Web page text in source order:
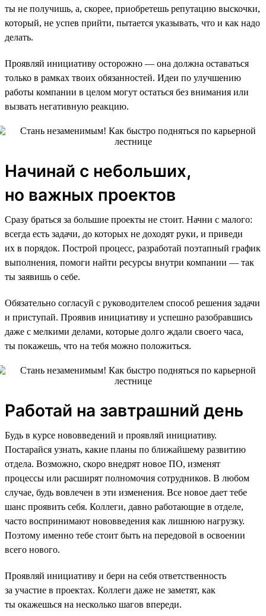
ты не получишь, а, скорее, приобретешь репутацию выскочки,
который, не успев прийти, пытается указывать, что и как надо
делать.
Проявляй инициативу осторожно — она должна оставаться
только в рамках твоих обязанностей. Идеи по улучшению
работы компании в целом могут остаться без внимания или
вызвать негативную реакцию.
Начинай с небольших,
но важных проектов
Сразу браться за большие проекты не стоит. Начни с малого:
всегда есть задачи, до которых не доходят руки, и приведи
их в порядок. Построй процесс, разработай поэтапный график
выполнения, помоги найти ресурсы внутри компании — так
ты заявишь о себе.
Обязательно согласуй с руководителем способ решения задачи
и приступай. Проявив инициативу и успешно разобравшись
даже с мелкими делами, которые долго ждали своего часа,
ты покажешь, что на тебя можно положиться.
Работай на завтрашний день
Будь в курсе нововведений и проявляй инициативу.
Постарайся узнать, какие планы по ближайшему развитию
отдела. Возможно, скоро внедрят новое ПО, изменят
процессы или расширят полномочия сотрудников. В любом
случае, будь вовлечен в эти изменения. Все новое дает тебе
шанс проявить себя. Коллеги, давно работающие в отделе,
часто воспринимают нововведения как лишнюю нагрузку.
Поэтому именно тебе стоит быть на передовой в освоении
всего нового.
Проявляй инициативу и бери на себя ответственность
за участие в проектах. Коллеги даже не заметят, как
ты окажешься на несколько шагов впереди.